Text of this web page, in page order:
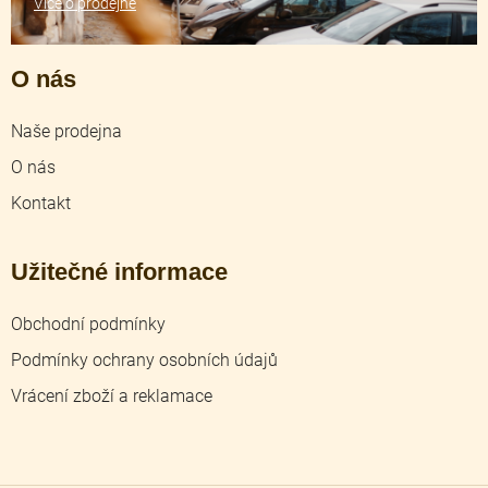
O nás
Naše prodejna
O nás
Kontakt
Užitečné informace
Obchodní podmínky
Podmínky ochrany osobních údajů
Vrácení zboží a reklamace